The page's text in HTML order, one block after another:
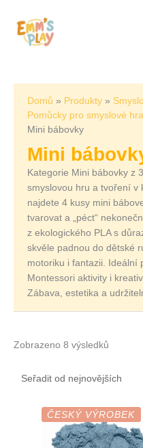
obsah
Domů Produkty
Pomůcky pro smyslové
Mini bábovky
Mini
Kategorie Mini bábovky z
smyslovou hru a tvoření v
najdete 4 kusy mini
tvarovat a „péct“
z ekologického PLA s
skvěle padnou do dětské
motoriku i fantazii. Ideální
Montessori aktivity i
Zábava, estetika a
Zobrazeno 8 výsledků
ČESKÝ VÝROBEK